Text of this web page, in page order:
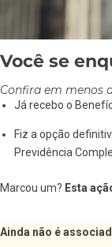
Você se
Confira em menos
Já recebo o
Fiz a opção
Previdência
Marcou um? Esta
Ainda não é